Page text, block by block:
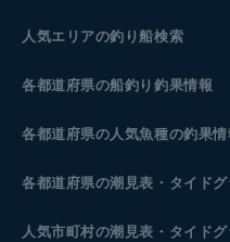
人気エリアの釣り船検索
各都道府県の船釣り釣果情報
各都道府県の人気魚種の釣果情
各都道府県の潮見表 ・タイド
人気市町村の潮見表・タイドグ